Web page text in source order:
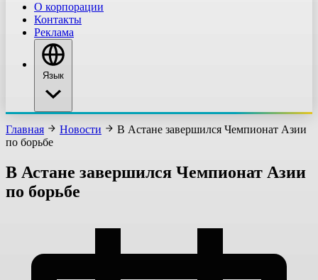
О корпорации
Контакты
Реклама
Язык
Главная Новости
В Астане завершился Чемпионат Азии
по борьбе
В Астане завершился Чемпионат Азии
по борьбе